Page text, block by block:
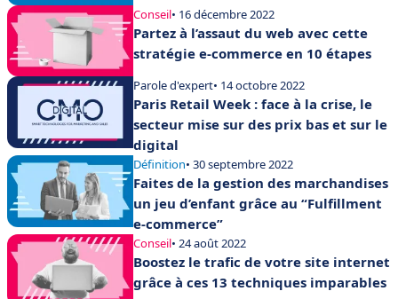
Conseil• 16 décembre 2022
Partez à l’assaut du web avec cette
stratégie e-commerce en 10 étapes
Parole d'expert• 14 octobre 2022
Paris Retail Week : face à la crise, le
secteur mise sur des prix bas et sur le
digital
Définition• 30 septembre 2022
Faites de la gestion des marchandises
un jeu d’enfant grâce au “Fulfillment
e-commerce”
Conseil• 24 août 2022
Boostez le trafic de votre site internet
grâce à ces 13 techniques imparables